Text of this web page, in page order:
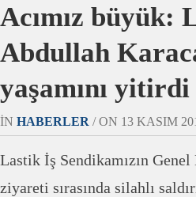
Acımız büyük:
Abdullah
yaşamını yitirdi
IN HABERLER / ON 13 KASIM
Lastik İş Sendikamızın
ziyareti sırasında silahlı